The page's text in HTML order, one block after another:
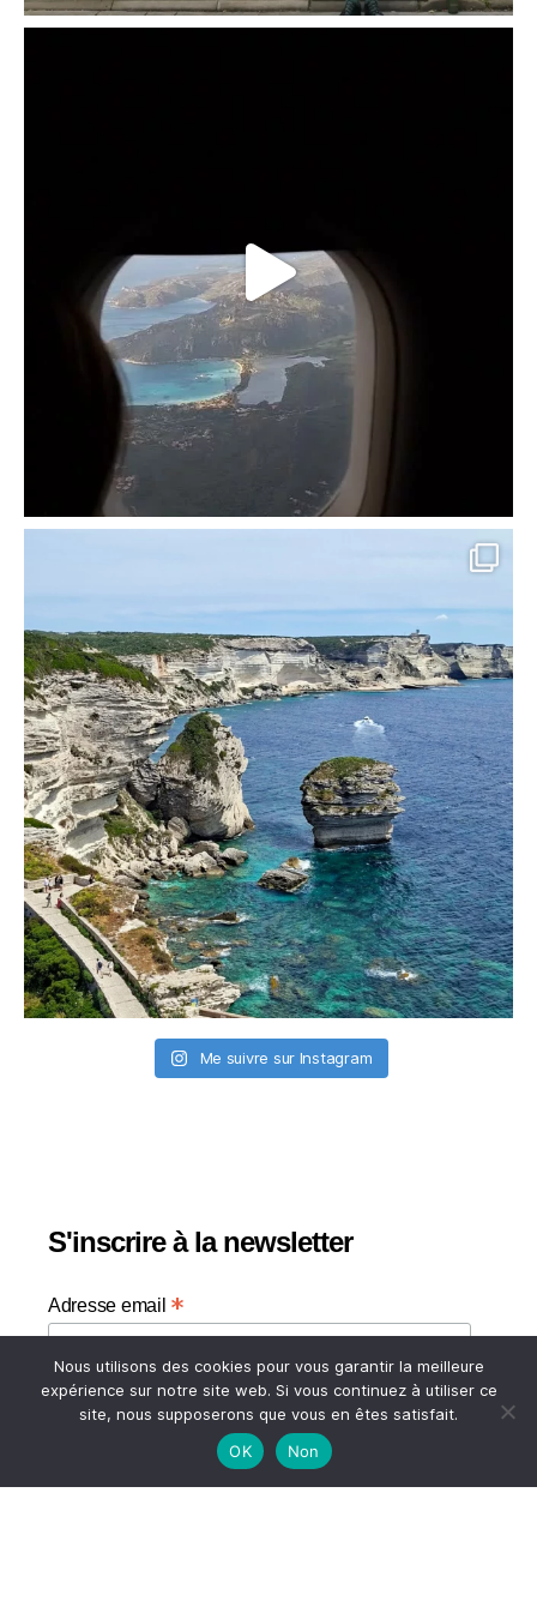
Me suivre sur Instagram
S'inscrire à la newsletter
Adresse email *
Votre adresse email
Nous utilisons des cookies pour vous garantir la meilleure
expérience sur notre site web. Si vous continuez à utiliser ce
site, nous supposerons que vous en êtes satisfait.
OK
Non